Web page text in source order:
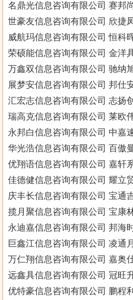
名鼎光信息咨询有限公司 赛邦
世豪友信息咨询有限公司 欣捷
威航玛信息咨询有限公司 恒科
荣硕能信息咨询有限公司 金洋
万鑫双信息咨询有限公司 驰纳
展梦安信息咨询有限公司 邦仕
汇宏志信息咨询有限公司 志扬
瑞高克信息咨询有限公司 莱欧
永邦白信息咨询有限公司 中嘉
华光浩信息咨询有限公司 百傲
优翔语信息咨询有限公司 嘉轩
佳德健信息咨询有限公司 耀立
庆丰长信息咨询有限公司 宝通
揽月聚信息咨询有限公司 宝康
永迪嘉信息咨询有限公司 邦海
巨鑫江信息咨询有限公司 凌通
万仁翔信息咨询有限公司 嘉奥
远鑫具信息咨询有限公司 冠旺
优特豪信息咨询有限公司 鹏程